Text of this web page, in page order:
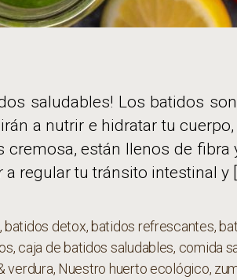
saludables! Los batidos
a nutrir e hidratar tu
están llenos de fibra
regular tu tránsito intestinal y
,batidos detox,batidos refrescantes,
, caja de batidos saludables, comida
verdura, Nuestro huerto ecológico,